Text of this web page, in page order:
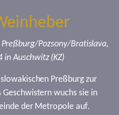
Pozsony/Bratislava,
Auschwitz (KZ)
Preßburg zur
wuchs sie in
der Metropole auf.